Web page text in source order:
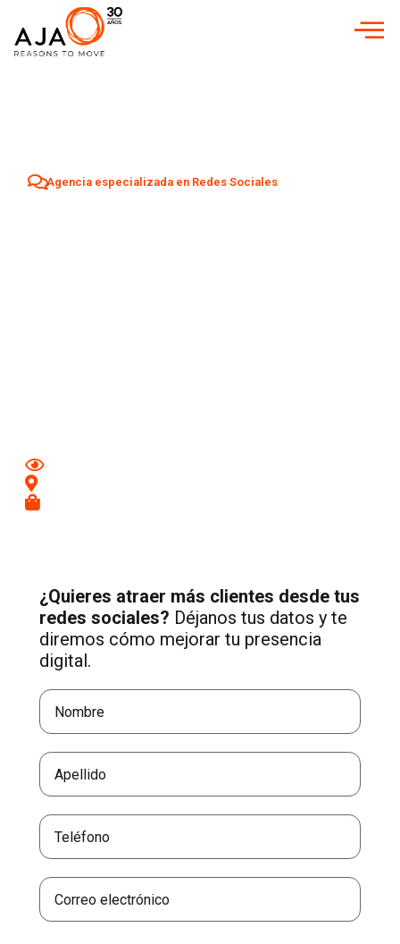
Agencia especializada en Redes Sociales
¿Quieres atraer más clientes desde tus
redes sociales? Déjanos tus datos y te
diremos cómo mejorar tu presencia
digital.